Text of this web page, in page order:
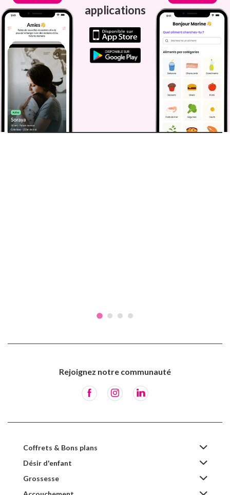
applications
Rejoignez notre communauté
Coffrets & Bons plans
Désir d'enfant
Grossesse